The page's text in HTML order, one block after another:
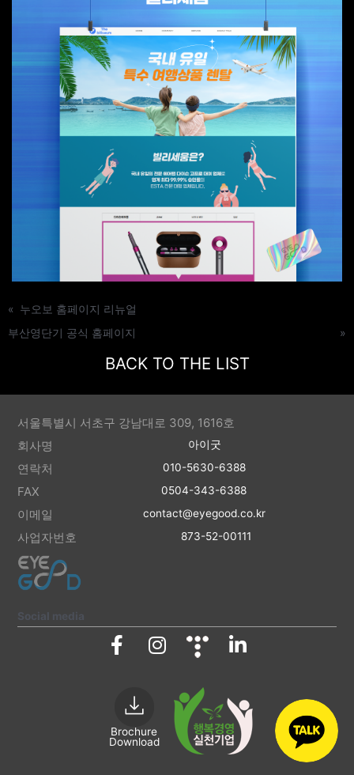
« 누오보 홈페이지 리뉴얼
부산영단기 공식 홈페이지
»
BACK TO THE LIST
서울특별시 서초구 강남대로 309, 1616호
회사명
아이굿
연락처 010-5630-6388
FAX 0504-343-6388
이메일 contact@eyegood.co.kr
사업자번호 873-52-00111
Social media
Brochure
Download